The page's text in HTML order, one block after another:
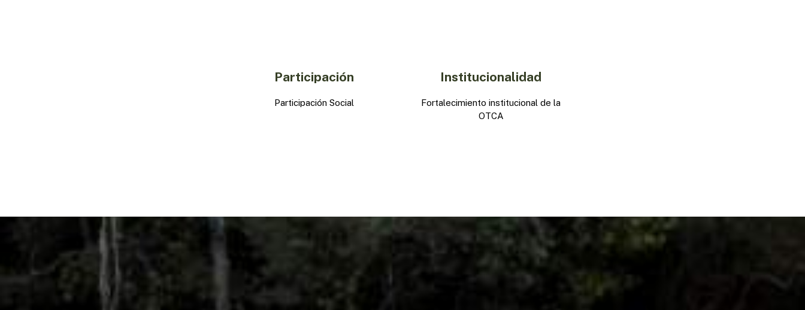
Participación
Participación Social
Institucionalidad
Fortalecimiento institucional de la
OTCA